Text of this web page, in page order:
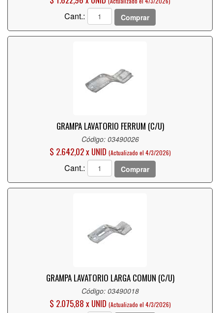
Cant.: Comprar
GRAMPA LAVATORIO FERRUM (C/U)
Código: 03490026
$ 2.642,02 x UNID (Actualizado el 4/3/2026)
Cant.: Comprar
GRAMPA LAVATORIO LARGA COMUN (C/U)
Código: 03490018
$ 2.075,88 x UNID (Actualizado el 4/3/2026)